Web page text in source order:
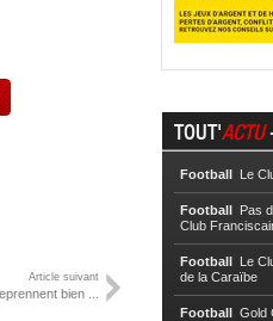
Article suivant
bien ...
TOUT'ACTU
Football Le
Football Pas
Club
Football Le
de la Caraïbe
Football Gold